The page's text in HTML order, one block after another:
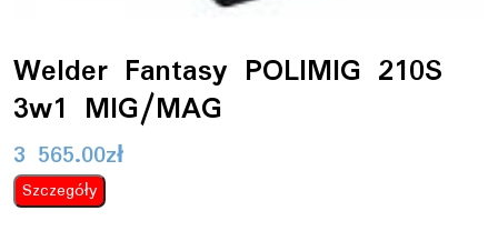
Welder Fantasy POLIMIG 210S
3w1 MIG/MAG
3 565.00zł
Szczegóły